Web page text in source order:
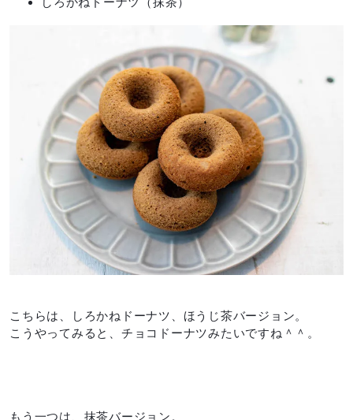
こちらは、しろかねドーナツ、ほうじ茶バージョン。
こうやってみると、チョコドーナツみたいですね＾＾。
もう一つは、抹茶バージョン。